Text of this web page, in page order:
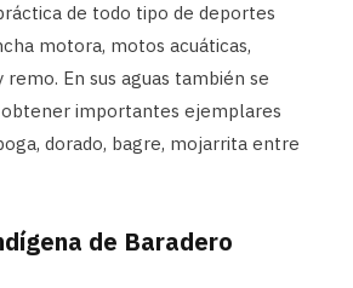
de todo tipo de deportes
motora, motos acuáticas,
remo. En sus aguas también se
obtener importantes ejemplares
dorado, bagre, mojarrita entre
de Baradero